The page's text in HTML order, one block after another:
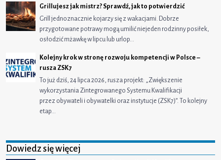
Grillujesz jak mistrz? Sprawdź, jak to potwierdzić
Grill jednoznacznie kojarzy się z wakacjami. Dobrze
przygotowane potrawy mogą umilić niejeden rodzinny posiłek,
osłodzić mżawkę w lipcu lub urlop…
Kolejny krok w stronę rozwoju kompetencji w Polsce –
rusza ZSK7
To już dziś, 24 lipca 2026, rusza projekt: „Zwiększenie
wykorzystania Zintegrowanego Systemu Kwalifikacji
przez obywateli i obywatelki oraz instytucje (ZSK7)”. To kolejny
etap…
Dowiedz się więcej